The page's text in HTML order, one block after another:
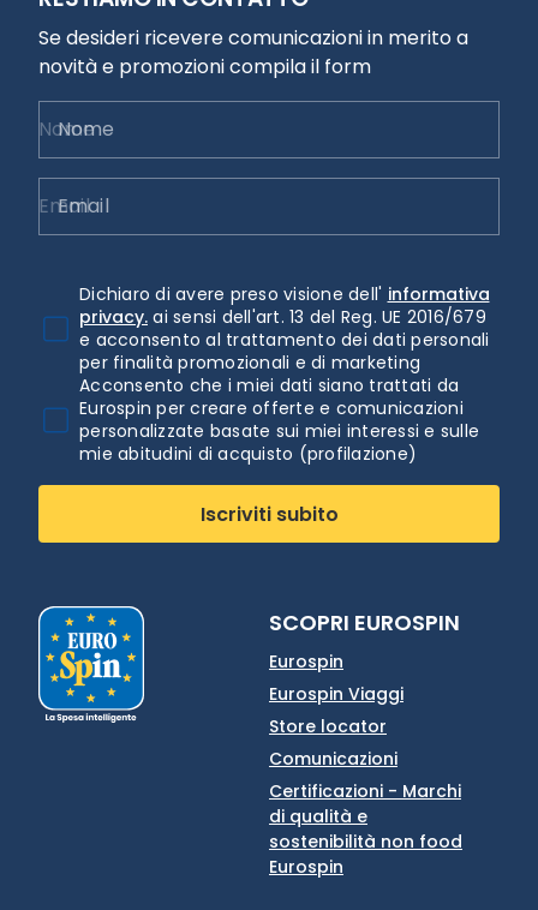
Se desideri ricevere comunicazioni in merito a
novità e promozioni compila il form
Nome
Email
Dichiaro di avere preso visione dell' informativa
privacy. ai sensi dell'art. 13 del Reg. UE 2016/679
e acconsento al trattamento dei dati personali
per finalità promozionali e di marketing
Acconsento che i miei dati siano trattati da
Eurospin per creare offerte e comunicazioni
personalizzate basate sui miei interessi e sulle
mie abitudini di acquisto (profilazione)
Iscriviti subito
SCOPRI EUROSPIN
Eurospin
Eurospin Viaggi
Store locator
Comunicazioni
Certificazioni - Marchi
di qualità e
sostenibilità non food
Eurospin